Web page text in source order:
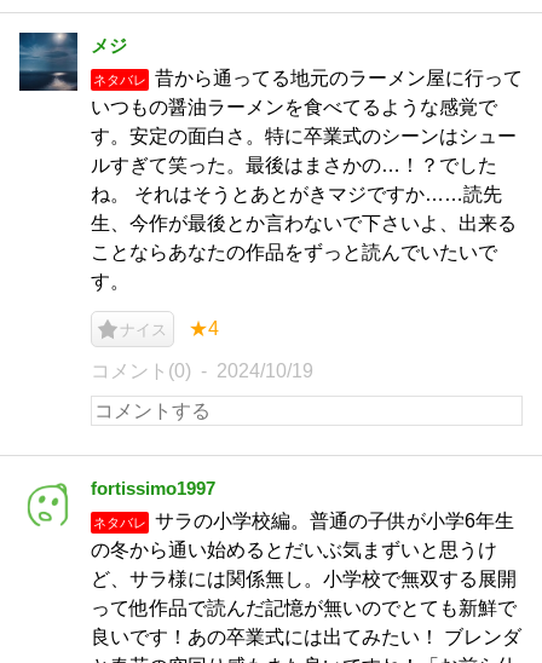
メジ
ネタバレ
昔から通ってる地元のラーメン屋に行って
いつもの醤油ラーメンを食べてるような感覚で
す。安定の面白さ。特に卒業式のシーンはシュー
ルすぎて笑った。最後はまさかの…！？でした
ね。 それはそうとあとがきマジですか……読先
生、今作が最後とか言わないで下さいよ、出来る
ことならあなたの作品をずっと読んでいたいで
す。
ナイス ★4
コメント(0) 2024/10/19
fortissimo1997
ネタバレ
サラの小学校編。普通の子供が小学6年生
の冬から通い始めるとだいぶ気まずいと思うけ
ど、サラ様には関係無し。小学校で無双する展開
って他作品で読んだ記憶が無いのでとても新鮮で
良いです！あの卒業式には出てみたい！ ブレンダ